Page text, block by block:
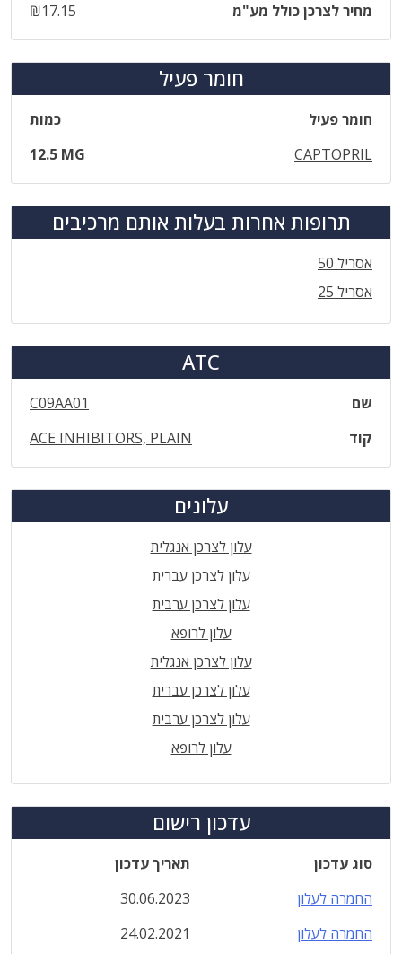
מחיר לצרכן כולל מע"מ
₪17.15
חומר פעיל
חומר פעיל
כמות
CAPTOPRIL
12.5 MG
תרופות אחרות בעלות אותם מרכיבים
אסריל 50
אסריל 25
ATC
שם
C09AA01
קוד
ACE INHIBITORS, PLAIN
עלונים
עלון לצרכן אנגלית
עלון לצרכן עברית
עלון לצרכן ערבית
עלון לרופא
עלון לצרכן אנגלית
עלון לצרכן עברית
עלון לצרכן ערבית
עלון לרופא
עדכון רישום
סוג עדכון
תאריך עדכון
החמרה לעלון
30.06.2023
החמרה לעלון
24.02.2021